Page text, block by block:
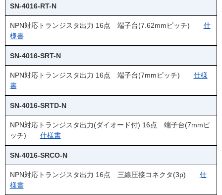
SN-4016-RT-N
NPN対応トランジスタ出力 16点 端子台(7.62mmピッチ) 仕
様書
SN-4016-SRT-N
NPN対応トランジスタ出力 16点 端子台(7mmピッチ) 仕様
書
SN-4016-SRTD-N
NPN対応トランジスタ出力(ダイオード付) 16点 端子台(7mmピ
ッチ) 仕様書
SN-4016-SRCO-N
NPN対応トランジスタ出力 16点 三線圧接コネクタ(3p) 仕
様書